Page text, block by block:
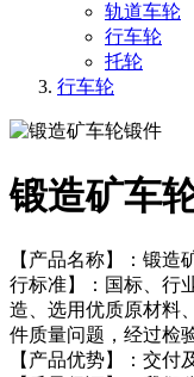
轨道车轮
行车轮
托轮
行车轮
锻造矿车
【产品名称】：锻造
行标准】：国标、行
造、选用优质原材料
件质量问题，经过检
【产品优势】：交付